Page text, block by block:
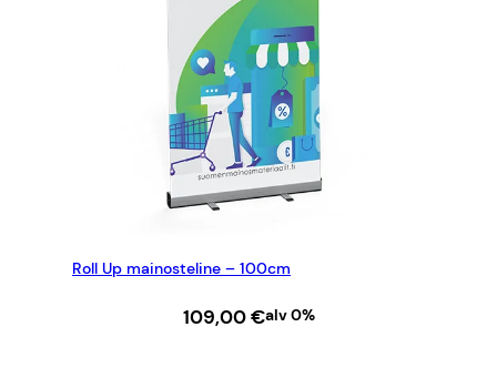
Roll Up mainosteline – 100cm
109,00€alv 0%